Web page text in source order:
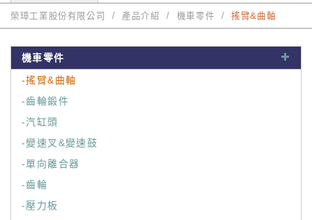
榮璋工業股份有限公司 產品介紹 機車零件 搖臂&曲軸
機車零件
-搖臂&曲軸
-齒輪鍛件
-汽缸頭
-變速叉&變速鼓
-單向離合器
-齒輪
-壓力板